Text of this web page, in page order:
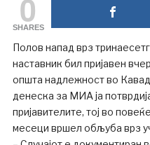
SHARES
Полов напад врз
наставник бил пријавен
општа надлежност во
денеска за МИА ја
пријавителите, тој во
месеци вршел обљуба врз